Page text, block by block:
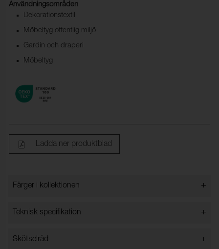
Användningsområden
Dekorationstextil
Möbeltyg offentlig miljö
Gardin och draperi
Möbeltyg
Ladda ner produktblad
Färger i kollektionen +
Färger i kollektionen
Teknisk specifikation +
Bredd:
Skötselråd +